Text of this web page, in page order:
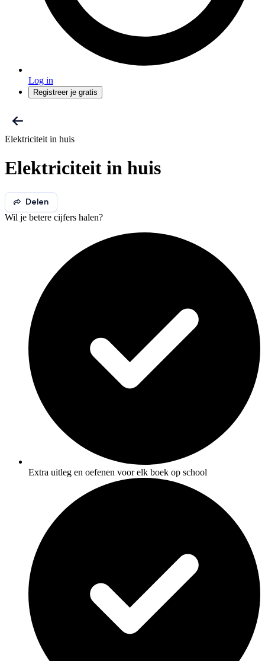
Log in
Registreer je gratis
Elektriciteit in huis
Elektriciteit in huis
Delen
Wil je betere cijfers halen?
Extra uitleg en oefenen voor elk boek op school